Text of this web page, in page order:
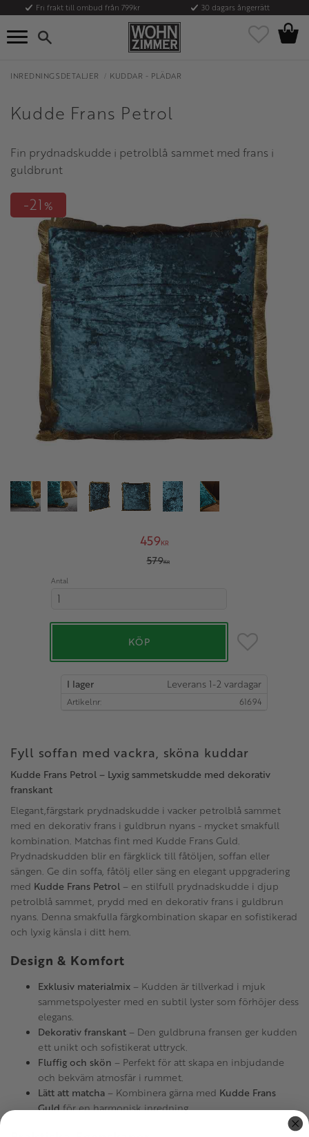
Meny
Fri frakt till ombud från 799kr 30 dagars ångerrätt
Favoriter
INREDNINGSDETALJER KUDDAR - PLÄDAR
Kudde Frans Petrol
Fin prydnadskudde i petrolblå sammet med frans i
guldbrunt
21 %
Nedsatt pris:
459KR
Ordinarie pris:
579KR
Antal
KÖP Lägg till i
I lager
Artikelnr 61694
Fyll soffan med vackra, sköna kuddar
Kudde Frans Petrol – Lyxig sammetskudde med dekorativ
franskant
Elegant,färgstark prydnadskudde i vacker petrolblå sammet
med en dekorativ frans i guldbrun nyans - mycket smakfull
kombination. Matchas fint med Kudde Frans Guld.
Prydnadskudden blir en färgklick till fåtöljen, soffan eller
sängen. Ge din soffa, fåtölj eller säng en elegant uppgradering
med Kudde Frans Petrol – en stilfull prydnadskudde i djup
petrolblå sammet, prydd med en dekorativ frans i guldbrun
nyans. Denna smakfulla färgkombination skapar en sofistikerad
och lyxig känsla i ditt hem.
Design & Komfort
Exklusiv materialmix – Kudden är tillverkad i mjuk
sammetspolyester med en subtil lyster som förhöjer dess
elegans.
Dekorativ franskant – Den guldbruna fransen ger kudden
ett unikt och sofistikerat uttryck.
Fluffig och skön – Perfekt för att skapa en inbjudande
och bekväm atmosfär i rummet.
Lätt att matcha – Kombinera gärna med Kudde Frans
Guldför en harmonisk inredning.